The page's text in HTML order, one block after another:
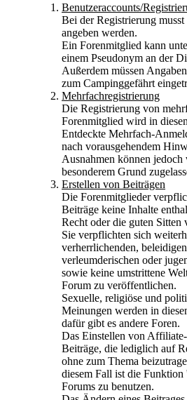
Benutzeraccounts/
Bei der Registrierung
angeben werden.
Ein Forenmitglied kann
einem Pseudonym an der
Außerdem müssen
zum Campinggefährt
Mehrfachregistrierung
Die Registrierung von
Forenmitglied wird in
Entdeckte Mehrfach-
nach vorausgehendem
Ausnahmen können jedoch
besonderem Grund
Erstellen von Beiträgen
Die Forenmitglieder
Beiträge keine Inhalte
Recht oder die guten Sitten
Sie verpflichten sich
verherrlichenden,
verleumderischen oder
sowie keine umstrittene
Forum zu veröffentlichen.
Sexuelle, religiöse und
Meinungen werden in
dafür gibt es andere Foren.
Das Einstellen von
Beiträge, die lediglich auf
ohne zum Thema
diesem Fall ist die Funktion
Forums zu benutzen.